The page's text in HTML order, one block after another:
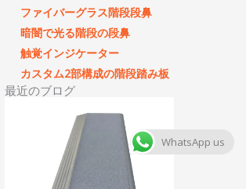
ファイバーグラス階段段鼻
暗闇で光る階段の段鼻
触覚インジケーター
カスタム2部構成の階段踏み板
最近のブログ
WhatsApp us